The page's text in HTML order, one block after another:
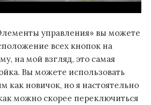
управления» вы можете
всех кнопок на
на мой взгляд, это самая
Вы можете использовать
как новичок, но я настоятельно
можно скорее переключиться